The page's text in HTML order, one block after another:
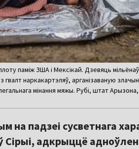
паміж ЗША і Мексікай. Дзевяць
наркакартэляў, арганізаваную
мінання мяжы. Рубі, штат
на падзеі сусветнага
Сірыі, адкрыццё